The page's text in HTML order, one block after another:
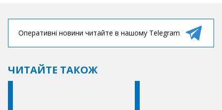
Оперативні новини читайте в нашому Telegram
ЧИТАЙТЕ ТАКОЖ